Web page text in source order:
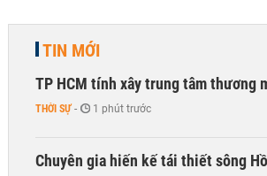
TIN MỚI
TP HCM tính xây trung tâm thương
THỜI SỰ - 1 phút trước
Chuyên gia hiến kế tái thiết sông